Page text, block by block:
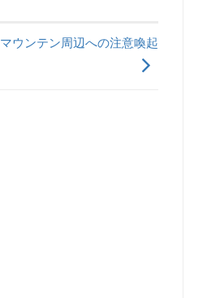
ウンテン周辺への注意喚起